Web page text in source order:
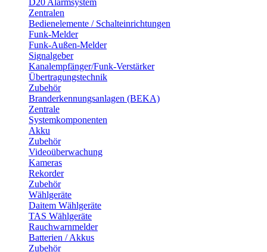
Zentralen
Bedienelemente / Schalteinrichtungen
Funk-Melder
Funk-Außen-Melder
Signalgeber
Kanalempfänger/Funk-Verstärker
Übertragungstechnik
Zubehör
Branderkennungsanlagen (BEKA)
Zentrale
Systemkomponenten
Akku
Zubehör
Videoüberwachung
Kameras
Rekorder
Zubehör
Wählgeräte
Daitem Wählgeräte
TAS Wählgeräte
Rauchwarnmelder
Batterien / Akkus
Zubehör